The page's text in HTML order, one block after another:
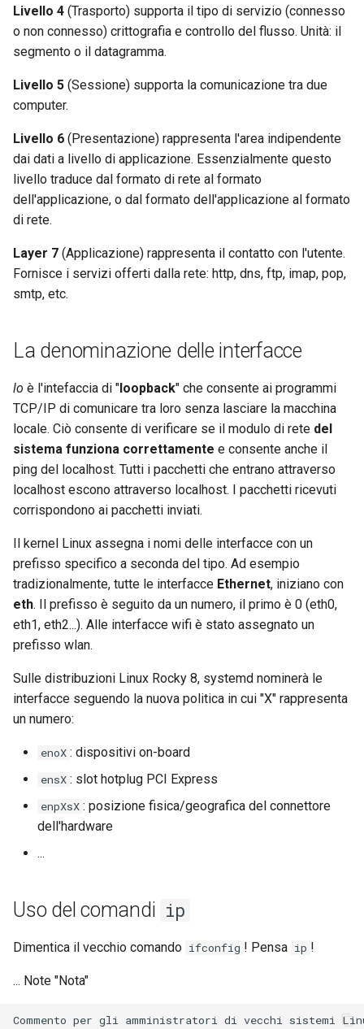
Livello 4 (Trasporto) supporta il tipo di servizio (connesso
o non connesso) crittografia e controllo del flusso. Unità: il
segmento o il datagramma.
Livello 5 (Sessione) supporta la comunicazione tra due
computer.
Livello 6 (Presentazione) rappresenta l'area indipendente
dai dati a livello di applicazione. Essenzialmente questo
livello traduce dal formato di rete al formato
dell'applicazione, o dal formato dell'applicazione al formato
di rete.
Layer 7 (Applicazione) rappresenta il contatto con l'utente.
Fornisce i servizi offerti dalla rete: http, dns, ftp, imap, pop,
smtp, etc.
La denominazione delle interfacce
lo è l'intefaccia di " loopback" che consente ai programmi
TCP/IP di comunicare tra loro senza lasciare la macchina
locale. Ciò consente di verificare se il modulo di rete del
sistema funziona correttamente e consente anche il
ping del localhost. Tutti i pacchetti che entrano attraverso
localhost escono attraverso localhost. I pacchetti ricevuti
corrispondono ai pacchetti inviati.
Il kernel Linux assegna i nomi delle interfacce con un
prefisso specifico a seconda del tipo. Ad esempio
tradizionalmente, tutte le interfacce Ethernet, iniziano con
eth. Il prefisso è seguito da un numero, il primo è 0 (eth0,
eth1, eth2...). Alle interfacce wifi è stato assegnato un
prefisso wlan.
Sulle distribuzioni Linux Rocky 8, systemd nominerà le
interfacce seguendo la nuova politica in cui "X" rappresenta
un numero:
enoX : dispositivi on-board
ensX : slot hotplug PCI Express
enpXsX : posizione fisica/geografica del connettore
dell'hardware
...
Uso del comandi ip
Dimentica il vecchio comando ifconfig ! Pensa ip !
... Note "Nota"
Commento per gli amministratori di vecchi sistemi